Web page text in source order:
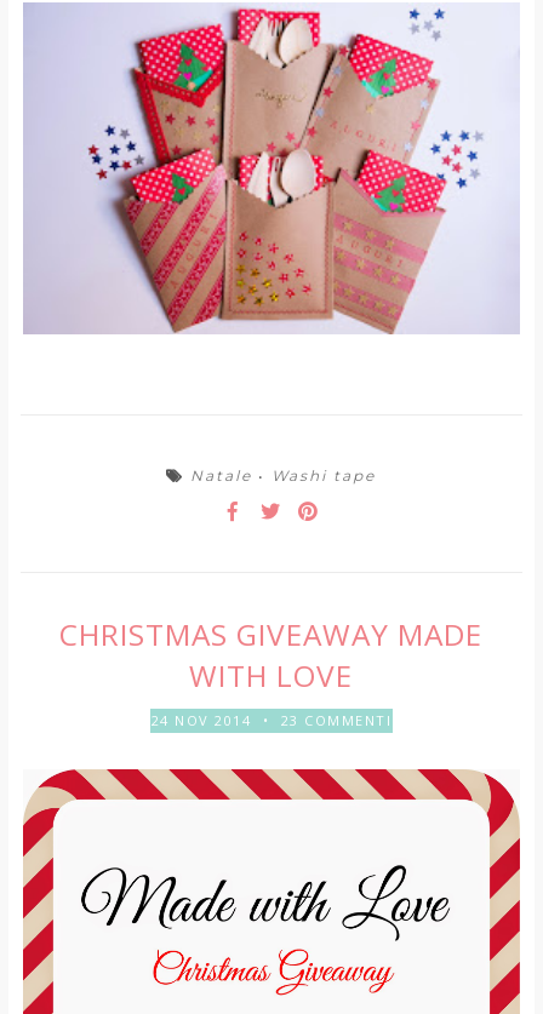
Natale • Washi tape
CHRISTMAS GIVEAWAY MADE
WITH LOVE
24 NOV 2014 • 23 COMMENTI